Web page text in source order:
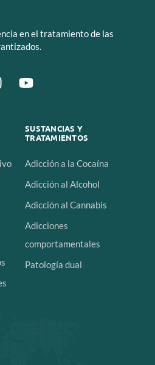
en el tratamiento de las
SUSTANCIAS Y
TRATAMIENTOS
Adicción a la Cocaína
Adicción al Alcohol
Adicción al Cannabis
Adicciones
comportamentales
Patología dual